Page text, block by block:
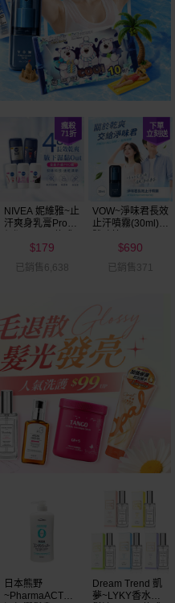
NIVEA 妮維雅~止
汗爽身乳膏Pro升
$179
已銷售6,638
VOW~淨味君長效
止汗噴霧(30ml)
$690
已銷售371
日本熊野
~PharmaACT無
Dream Trend 凱
夢~LYKY香水護